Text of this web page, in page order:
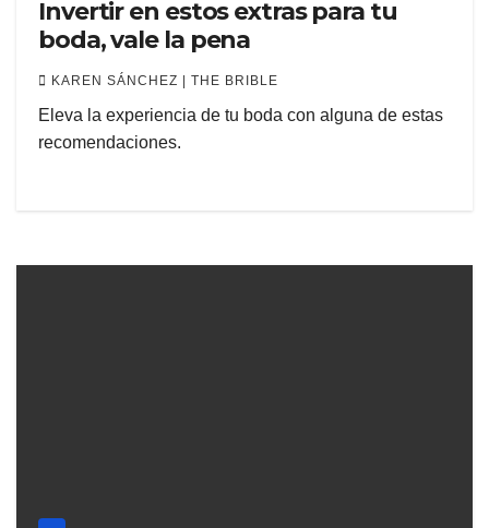
Invertir en estos extras para tu
boda, vale la pena
KAREN SÁNCHEZ | THE BRIBLE
Eleva la experiencia de tu boda con alguna de estas
recomendaciones.